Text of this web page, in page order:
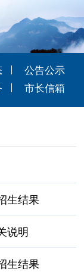
公告公示
市长信箱
生结果
说明
生结果